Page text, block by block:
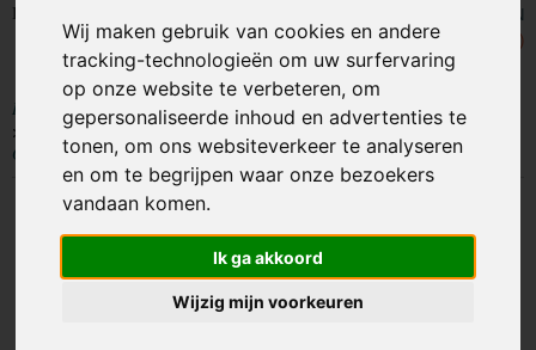
Wij maken gebruik van cookies en andere
tracking-technologieën om uw surfervaring
op onze website te verbeteren, om
gepersonaliseerde inhoud en advertenties te
tonen, om ons websiteverkeer te analyseren
en om te begrijpen waar onze bezoekers
vandaan komen.
Ik ga akkoord
Wijzig mijn voorkeuren
Inloggen
UW WINKELWAGEN
Geen producten
(0)
Home >COMPONENTEN>KABELSCHOEN / DRAAD CONNECTORS
>
Kabelschoen - Ring>Ring kabelschoen 100 stuks - Rood 5.3-8.0 mm -
Gat diameter 4,3 mm - M5